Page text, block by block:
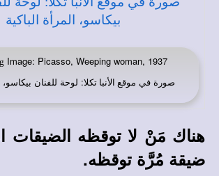
Image: Picasso, Weeping woman, 1937
صورة في موقع الأنبا تكلا: لوحة للفنان بيكاسو،
هناك مَنْ لا توقظه الضيقات
ضيقة مُرَّة توقظه.